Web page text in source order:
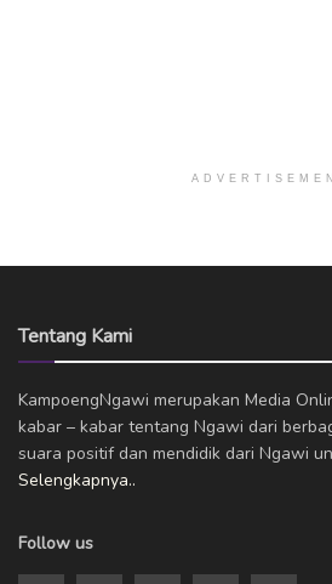
Tentang Kami
KampoengNgawi merupakan Media
kabar – kabar tentang Ngawi dari
suara positif dan mendidik dari Ngawi
Selengkapnya..
Follow us